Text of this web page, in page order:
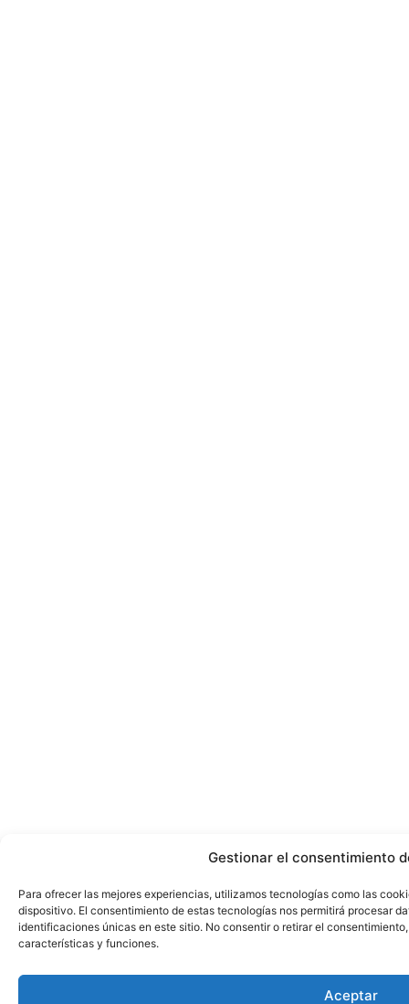
Gestionar el consentimiento
Para ofrecer las mejores experiencias, utilizamos tecnologías como las
dispositivo. El consentimiento de estas tecnologías nos permitirá procesar
identificaciones únicas en este sitio. No consentir o retirar el
características y funciones.
Aceptar